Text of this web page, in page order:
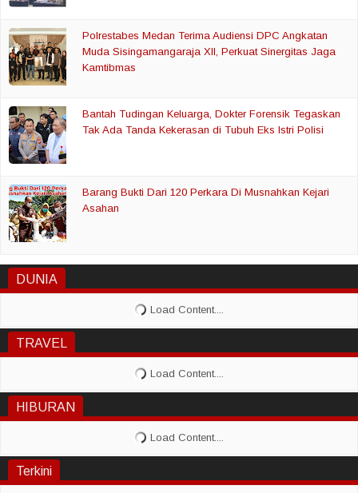
Polrestabes Medan Terima Audiensi DPC Angkatan
Muda Sisingamangaraja XII, Perkuat Sinergitas Jaga
Kamtibmas
Bantah Tudingan Keluarga, Dokter Forensik Tegaskan
Tak Ada Tanda Kekerasan di Tubuh Eks Istri Polisi
Barang Bukti Dari 120 Perkara Di Musnahkan Kejari
Asahan
DUNIA
TRAVEL
HIBURAN
Terkini